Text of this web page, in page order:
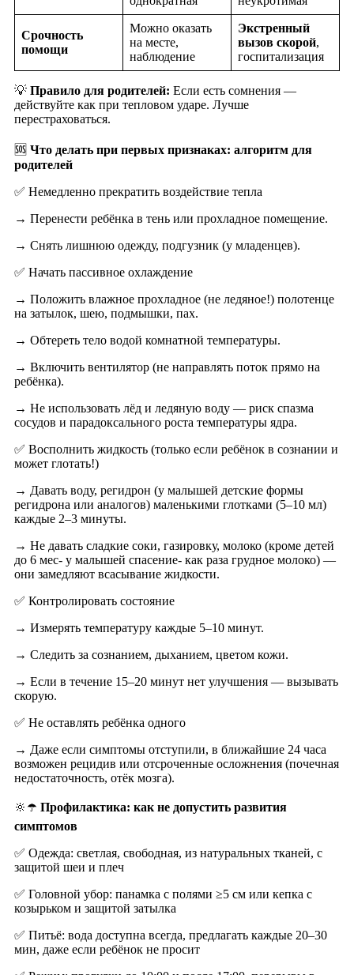
Срочность
помощи
Можно оказать
на месте,
наблюдение
Экстренный
вызов скорой,
госпитализация
💡 Правило для родителей: Если есть сомнения —
действуйте как при тепловом ударе. Лучше
перестраховаться.
🆘 Что делать при первых признаках: алгоритм для
родителей
✅ Немедленно прекратить воздействие тепла
→ Перенести ребёнка в тень или прохладное помещение.
→ Снять лишнюю одежду, подгузник (у младенцев).
✅ Начать пассивное охлаждение
→ Положить влажное прохладное (не ледяное!) полотенце
на затылок, шею, подмышки, пах.
→ Обтереть тело водой комнатной температуры.
→ Включить вентилятор (не направлять поток прямо на
ребёнка).
→ Не использовать лёд и ледяную воду — риск спазма
сосудов и парадоксального роста температуры ядра.
✅ Восполнить жидкость (только если ребёнок в сознании и
может глотать!)
→ Давать воду, регидрон (у малышей детские формы
регидрона или аналогов) маленькими глотками (5–10 мл)
каждые 2–3 минуты.
→ Не давать сладкие соки, газировку, молоко (кроме детей
до 6 мес- у малышей спасение- как раза грудное молоко) —
они замедляют всасывание жидкости.
✅ Контролировать состояние
→ Измерять температуру каждые 5–10 минут.
→ Следить за сознанием, дыханием, цветом кожи.
→ Если в течение 15–20 минут нет улучшения — вызывать
скорую.
✅ Не оставлять ребёнка одного
→ Даже если симптомы отступили, в ближайшие 24 часа
возможен рецидив или отсроченные осложнения (почечная
недостаточность, отёк мозга).
🔆☂️ Профилактика: как не допустить развития
симптомов
✅ Одежда: светлая, свободная, из натуральных тканей, с
защитой шеи и плеч
✅ Головной убор: панамка с полями ≥5 см или кепка с
козырьком и защитой затылка
✅ Питьё: вода доступна всегда, предлагать каждые 20–30
мин, даже если ребёнок не просит